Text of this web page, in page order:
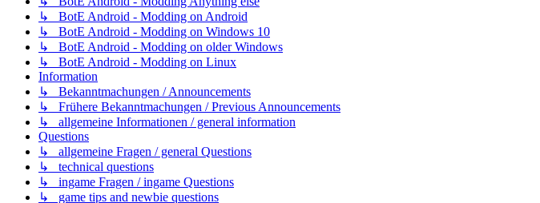
↳ BotE Android - Modding on Android
↳ BotE Android - Modding on Windows 10
↳ BotE Android - Modding on older Windows
↳ BotE Android - Modding on Linux
Information
↳ Bekanntmachungen / Announcements
↳ Frühere Bekanntmachungen / Previous Announcements
↳ allgemeine Informationen / general information
Questions
↳ allgemeine Fragen / general Questions
↳ technical questions
↳ ingame Fragen / ingame Questions
↳ game tips and newbie questions